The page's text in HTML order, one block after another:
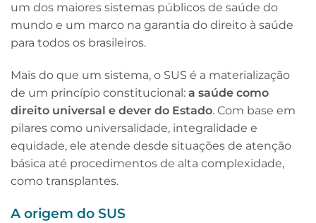
um dos maiores sistemas públicos de saúde do
mundo e um marco na garantia do direito à saúde
para todos os brasileiros.
Mais do que um sistema, o SUS é a materialização
de um princípio constitucional: a saúde como
direito universal e dever do Estado. Com base em
pilares como universalidade, integralidade e
equidade, ele atende desde situações de atenção
básica até procedimentos de alta complexidade,
como transplantes.
A origem do SUS